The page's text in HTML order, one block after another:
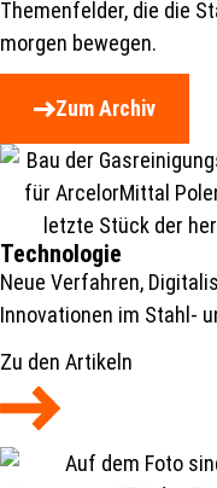
Themenfelder, die die
morgen bewegen.
Zum Archiv
Technologie
Neue Verfahren,
Innovationen im Stahl-
Zu den Artikeln